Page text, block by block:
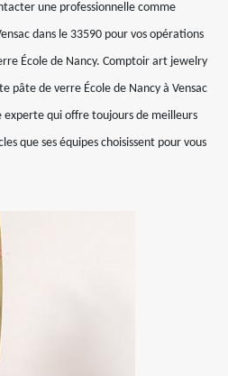
une professionnelle comme
dans le 33590 pour vos opérations
École de Nancy. Comptoir art jewelry
pâte de verre École de Nancy à Vensac
experte qui offre toujours de meilleurs
que ses équipes choisissent pour vous